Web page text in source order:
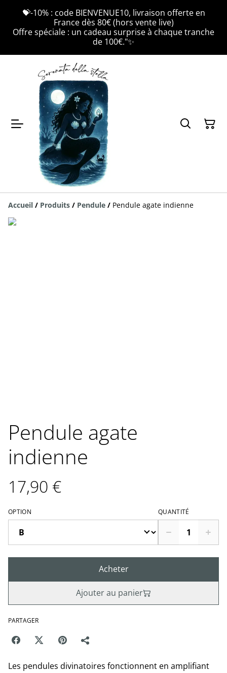
💝-10% : code BIENVENUE10, livraison offerte en
France dès 80€ (hors vente live)
Offre spéciale : un cadeau surprise à chaque tranche
de 100€."✨
Accueil / Produits / Pendule / Pendule agate indienne
Pendule agate
indienne
17,90 €
OPTION QUANTITÉ
Acheter
Ajouter au panier
PARTAGER
Les pendules divinatoires fonctionnent en amplifiant